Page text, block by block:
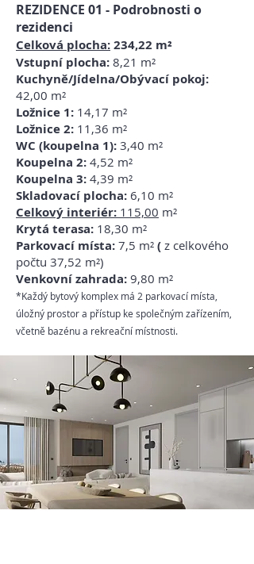
REZIDENCE 01 - Podrobnosti o
rezidenci
Celková plocha:234,22 m²
Vstupní plocha: 8,21 m²
Kuchyně/Jídelna/Obývací pokoj:
42,00 m²
Ložnice 1: 14,17 m²
Ložnice 2: 11,36 m²
WC (koupelna 1): 3,40 m²
Koupelna 2: 4,52 m²
Koupelna 3: 4,39 m²
Skladovací plocha: 6,10 m²
Celkový interiér: 115,00 m²
Krytá terasa: 18,30 m²
Parkovací místa: 7,5 m² ( z celkového
počtu 37,52 m²)
Venkovní zahrada: 9,80 m²
*Každý bytový komplex má 2 parkovací místa,
úložný prostor a přístup ke společným zařízením,
včetně bazénu a rekreační místnosti.